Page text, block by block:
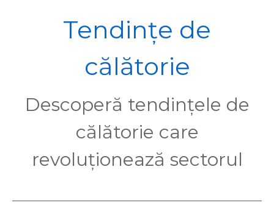
Tendințe de
călătorie
Descoperă tendințele de
călătorie care
revoluționează sectorul